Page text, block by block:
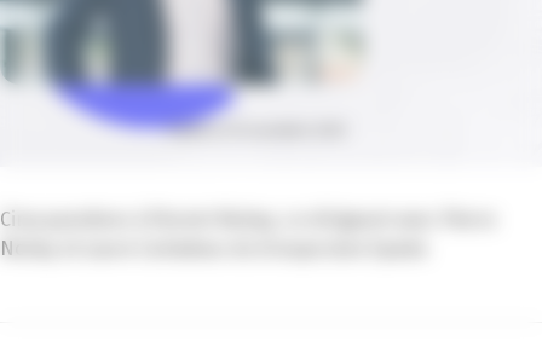
Publié le 16 novembre 2020
Cinq questions à Florent Noiray, co-dirigeant avec Pierre
Noiray et Laure Carladous du Groupe Jean Spada